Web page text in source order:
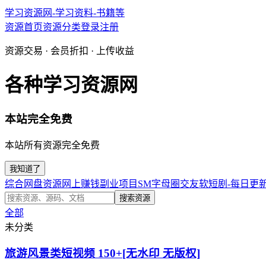
学习资源网-学习资料-书籍等
资源首页资源分类登录注册
资源交易 · 会员折扣 · 上传收益
各种学习资源网
本站完全免费
本站所有资源完全免费
我知道了
综合网盘资源 网上赚钱副业项目 SM字母圈交友软短剧-每日更
搜索资源
全部
未分类
旅游风景类短视频 150+[无水印 无版权]